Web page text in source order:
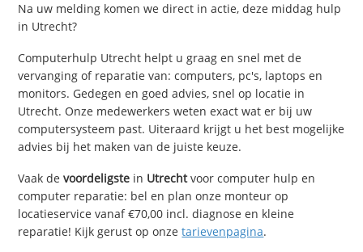
Na uw melding komen we direct in actie, deze middag hulp
in Utrecht?
Computerhulp Utrecht helpt u graag en snel met de
vervanging of reparatie van: computers, pc's, laptops en
monitors. Gedegen en goed advies, snel op locatie in
Utrecht. Onze medewerkers weten exact wat er bij uw
computersysteem past. Uiteraard krijgt u het best mogelijke
advies bij het maken van de juiste keuze.
Vaak devoordeligste in Utrechtvoor computer hulp en
computer reparatie: bel en plan onze monteur op
locatieservice vanaf €70,00 incl. diagnose en kleine
reparatie! Kijk gerust op onzetarievenpagina.